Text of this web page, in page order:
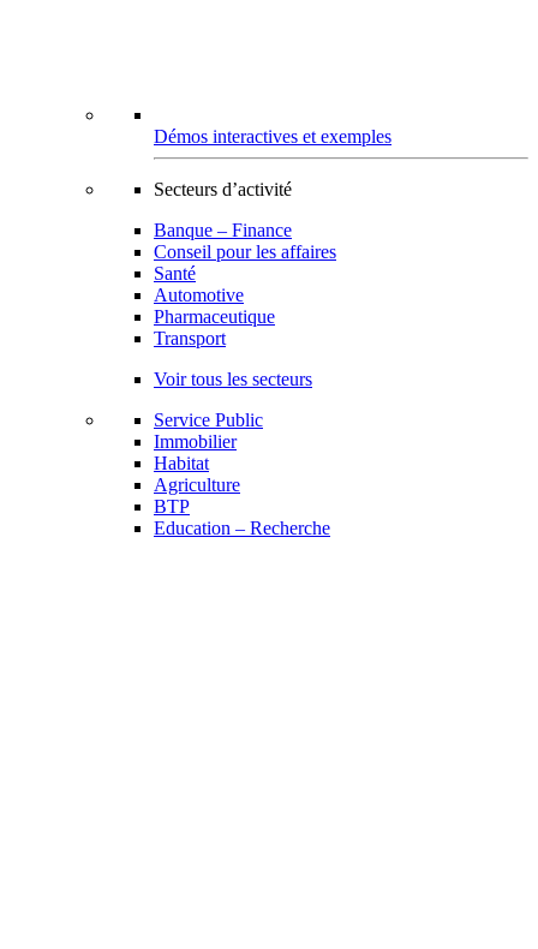
Démos interactives et exemples
Secteurs d’activité
Banque – Finance
Conseil pour les affaires
Santé
Automotive
Pharmaceutique
Transport
Voir tous les secteurs
Service Public
Immobilier
Habitat
Agriculture
BTP
Education – Recherche